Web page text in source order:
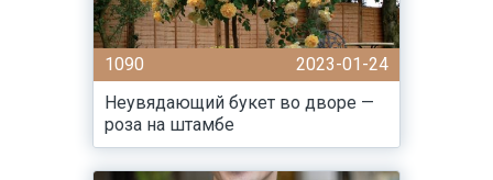
1090
2023-01-24
Неувядающий букет во дворе —
роза на штамбе